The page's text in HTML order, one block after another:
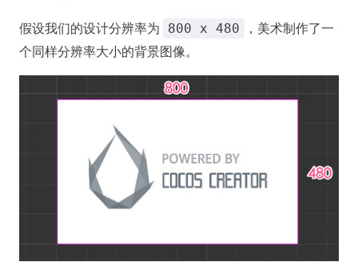
假设我们的设计分辨率为 800 x 480
，美术制作了一
个同样分辨率大小的背景图像。